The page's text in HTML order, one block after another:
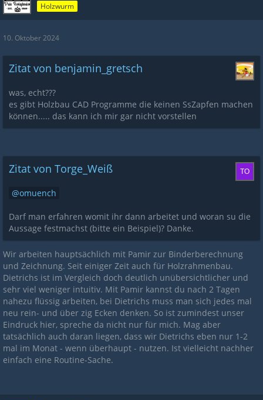
Holzwurm
10. Oktober 2024
Zitat von benjamin_gretsch
was, echt???
es gibt Holzbau CAD Programme die keinen SsZapfen machen
können..... das kann ich mir gar nicht vorstellen
Zitat von Torge_Weiß
omuench
Darf man erfahren womit ihr dann arbeitet und woran su die
Aussage festmachst (bitte ein Beispiel)? Danke.
Wir arbeiten hauptsächlich mit Pamir zur Binderberechnung
und Zeichnung. Seit einiger Zeit auch für Holzrahmenbau.
Dietrichs ist im Vergleich doch deutlich unübersichtlicher und
sehr viel weniger intuitiv. Mit Pamir kannst du nach 2 Tagen
nahezu flüssig arbeiten, bei Dietrichs muss man sich jedes mal
neu rein- und über zig Ecken denken. So ist zumindest unser
Eindruck hier, spreche da nicht nur für mich. Mag aber
tatsächlich auch daran liegen, dass wir Dietrichs eben nur 1-2
mal im Monat - wenn überhaupt - nutzen. Ist vielleicht nachher
einfach eine Routine-Sache.